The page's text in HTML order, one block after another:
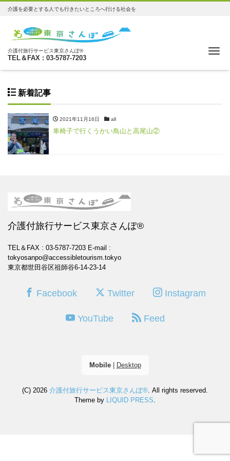
介護を必要とする人でも行きたいところへ行ける社会を
介護付旅行サービス東京さんぽ®
TEL＆FAX : 03-5787-7203
新着記事
2021年11月16日 all
車椅子で行くうかい鳥山と高尾山②
介護付旅行サービス東京さんぽ®
TEL＆FAX : 03-5787-7203 E-mail :
tokyosanpo@accessibletourism.tokyo
東京都世田谷区祖師谷6-14-23-14
Facebook Twitter Instagram
YouTube Feed
Mobile| Desktop
(C) 2026 介護付旅行サービス東京さんぽ®. All rights reserved.
Theme by LIQUID PRESS.